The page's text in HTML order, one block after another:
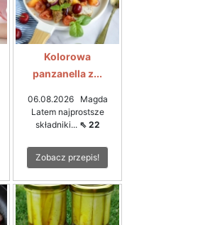
Kolorowa
panzanella z...
06.08.2026 Magda
Latem najprostsze
składniki... ⇖ 22
Zobacz przepis!